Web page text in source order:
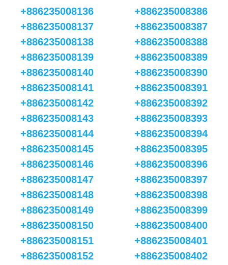
+886235008136
+886235008137
+886235008138
+886235008139
+886235008140
+886235008141
+886235008142
+886235008143
+886235008144
+886235008145
+886235008146
+886235008147
+886235008148
+886235008149
+886235008150
+886235008151
+886235008152
+886235008386
+886235008387
+886235008388
+886235008389
+886235008390
+886235008391
+886235008392
+886235008393
+886235008394
+886235008395
+886235008396
+886235008397
+886235008398
+886235008399
+886235008400
+886235008401
+886235008402